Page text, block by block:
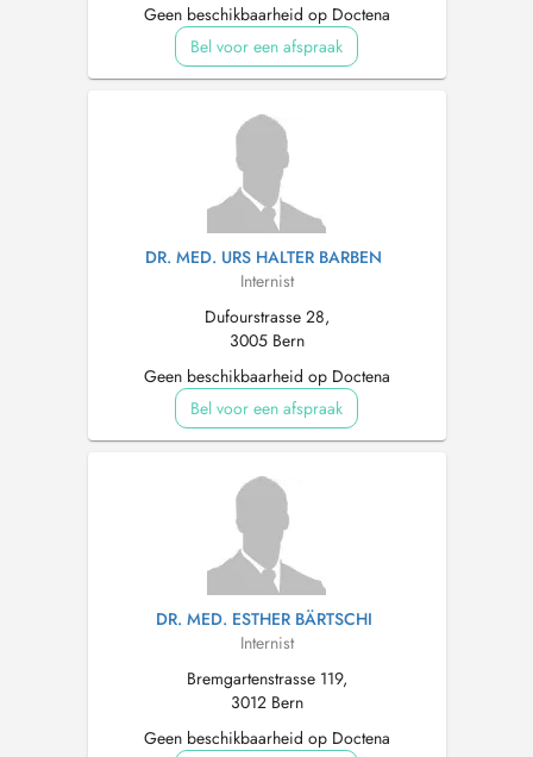
Geen beschikbaarheid op Doctena
Bel voor een afspraak
DR. MED. URS HALTER BARBEN
Internist
Dufourstrasse 28,
3005 Bern
Geen beschikbaarheid op Doctena
Bel voor een afspraak
DR. MED. ESTHER BÄRTSCHI
Internist
Bremgartenstrasse 119,
3012 Bern
Geen beschikbaarheid op Doctena